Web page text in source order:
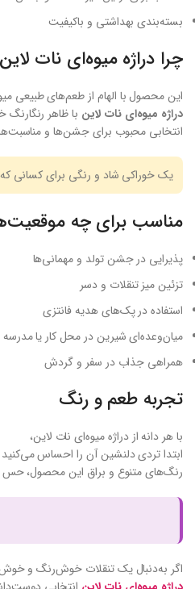
بسته‌بندی بهداشتی و باکیفیت
چرا دراژه میوه‌ای نات
این محصول با الهام از طعم‌های طبیعی
دراژه میوه‌ای نات لاین با ظاهر
انتخابی محبوب برای جشن‌ها و
یک خوراکی شاد و رنگی برای کسانی
مناسب برای چه
پذیرایی در جشن تولد و مهمانی‌ها
تزئین میز تنقلات و دسر
استفاده در پک‌های هدیه فانتزی
میان‌وعده‌ای شیرین در محل کار یا مدرسه
همراهی جذاب در سفر و گردش
تجربه طعم و رنگ
با هر دانه از دراژه میوه‌ای نات لاین،
ابتدا تردی دلنشین آن را احساس
رنگ‌های متنوع و براق این محصول، حس
اگر به‌دنبال یک تنقلات خوش‌رنگ و